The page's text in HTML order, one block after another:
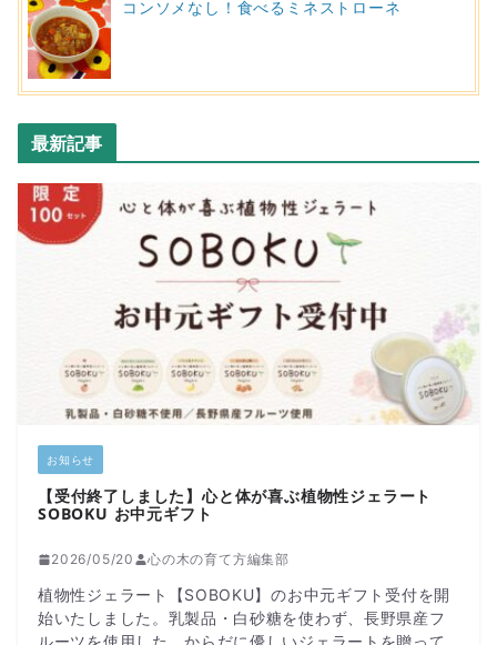
コンソメなし！食べるミネストローネ
最新記事
お知らせ
【受付終了しました】心と体が喜ぶ植物性ジェラート
SOBOKU お中元ギフト
2026/05/20 心の木の育て方編集部
植物性ジェラート【SOBOKU】のお中元ギフト受付を開
始いたしました。乳製品・白砂糖を使わず、長野県産フ